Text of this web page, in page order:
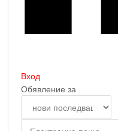
Вход
Обявление за